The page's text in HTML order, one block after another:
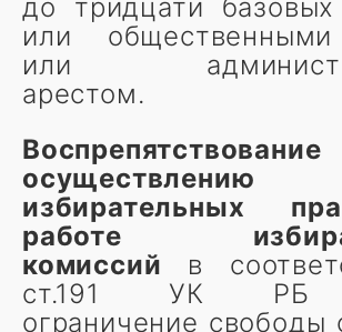
до тридцати
или
или
арестом.
Воспрепятствование
осуществлению
избирательных
работе
комиссий в
ст.191 УК РБ
ограничение свободы